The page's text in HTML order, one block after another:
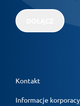
Kontakt
Informacje